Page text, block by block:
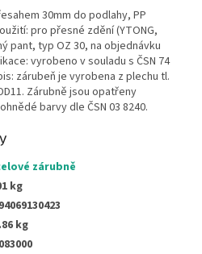
30mm do podlahy, PP
pro přesné zdění (YTONG,
pant, typ OZ 30, na objednávku
vyrobeno v souladu s ČSN 74
zárubeň je vyrobena z plechu tl.
Zárubně jsou opatřeny
barvy dle ČSN 03 8240.
zárubně
kg
kg